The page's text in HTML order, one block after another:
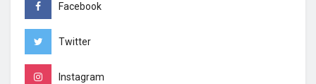
Facebook
Twitter
Instagram